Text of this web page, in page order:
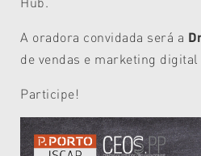
A oradora convidada será a
de vendas e marketing digital
Participe!